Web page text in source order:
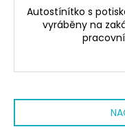
Autostínítko s
vyráběny na